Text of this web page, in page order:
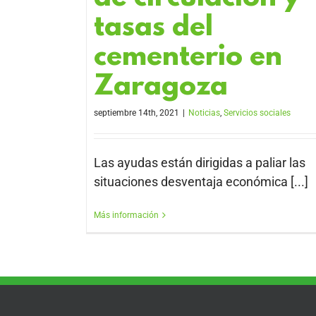
tasas del
cementerio en
Zaragoza
septiembre 14th, 2021 Noticias, Servicios sociales
Las ayudas están dirigidas a paliar las
situaciones desventaja económica [...]
Más información